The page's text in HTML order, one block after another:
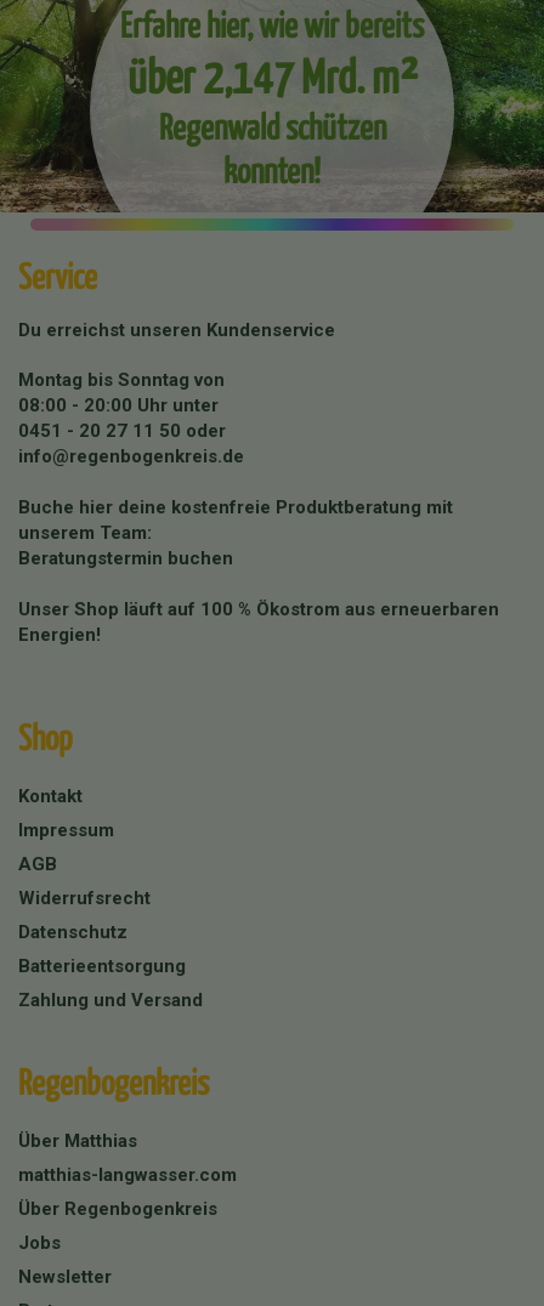
Erfahre hier, wie wir bereits
über 2,147 Mrd. m²
Regenwald schützen
konnten!
Service
Du erreichst unseren Kundenservice
Montag bis Sonntag von
08:00 - 20:00 Uhr unter
0451 - 20 27 11 50 oder
info@regenbogenkreis.de
Buche hier deine kostenfreie Produktberatung mit
unserem Team:
Beratungstermin buchen
Unser Shop läuft auf 100 % Ökostrom aus erneuerbaren
Energien!
Shop
Kontakt
Impressum
AGB
Widerrufsrecht
Datenschutz
Batterieentsorgung
Zahlung und Versand
Regenbogenkreis
Über Matthias
matthias-langwasser.com
Über Regenbogenkreis
Jobs
Newsletter